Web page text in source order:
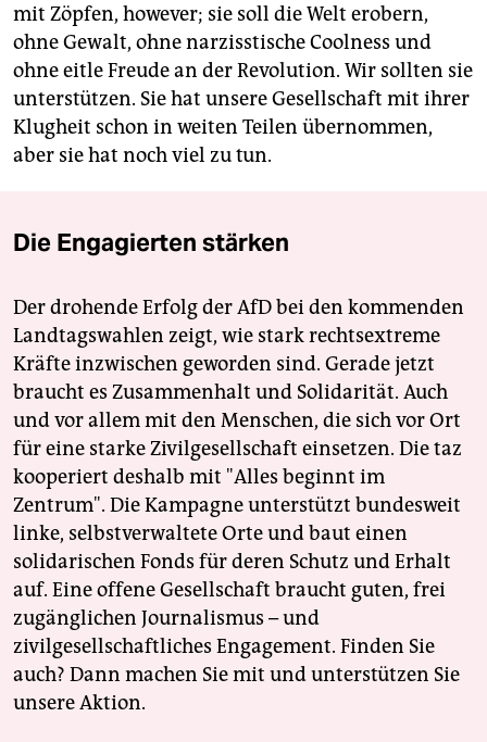
mit Zöpfen, however; sie soll die Welt erobern,
ohne Gewalt, ohne narzisstische Coolness und
ohne eitle Freude an der Revolution. Wir sollten sie
unterstützen. Sie hat unsere Gesellschaft mit ihrer
Klugheit schon in weiten Teilen übernommen,
aber sie hat noch viel zu tun.
Die Engagierten stärken
Der drohende Erfolg der AfD bei den kommenden
Landtagswahlen zeigt, wie stark rechtsextreme
Kräfte inzwischen geworden sind. Gerade jetzt
braucht es Zusammenhalt und Solidarität. Auch
und vor allem mit den Menschen, die sich vor Ort
für eine starke Zivilgesellschaft einsetzen. Die taz
kooperiert deshalb mit "Alles beginnt im
Zentrum". Die Kampagne unterstützt bundesweit
linke, selbstverwaltete Orte und baut einen
solidarischen Fonds für deren Schutz und Erhalt
auf. Eine offene Gesellschaft braucht guten, frei
zugänglichen Journalismus – und
zivilgesellschaftliches Engagement. Finden Sie
auch? Dann machen Sie mit und unterstützen Sie
unsere Aktion.